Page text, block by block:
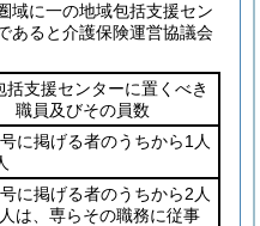
域に一の地域包括支援セン
あると介護保険運営協議会
括支援センターに置くべき
職員及びその員数
に掲げる者のうちから1人
に掲げる者のうちから2人
は、専らその職務に従事